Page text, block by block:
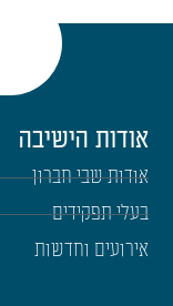
אודות הישיבה
אודות שבי חברון
בעלי תפקידים
אירועים וחדשות